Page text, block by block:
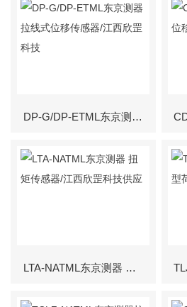
DP-G/DP-ETML东京测器拉线式位移传感器/江西欣罡科技
LTA-NATML东京测器 扭矩传感器/江西欣罡科技供应